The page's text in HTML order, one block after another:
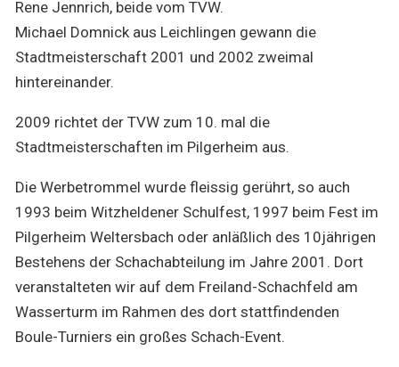
Rene Jennrich, beide vom TVW.
Michael Domnick aus Leichlingen gewann die
Stadtmeisterschaft 2001 und 2002 zweimal
hintereinander.
2009 richtet der TVW zum 10. mal die
Stadtmeisterschaften im Pilgerheim aus.
Die Werbetrommel wurde fleissig gerührt, so auch
1993 beim Witzheldener Schulfest, 1997 beim Fest im
Pilgerheim Weltersbach oder anläßlich des 10jährigen
Bestehens der Schachabteilung im Jahre 2001. Dort
veranstalteten wir auf dem Freiland-Schachfeld am
Wasserturm im Rahmen des dort stattfindenden
Boule-Turniers ein großes Schach-Event.